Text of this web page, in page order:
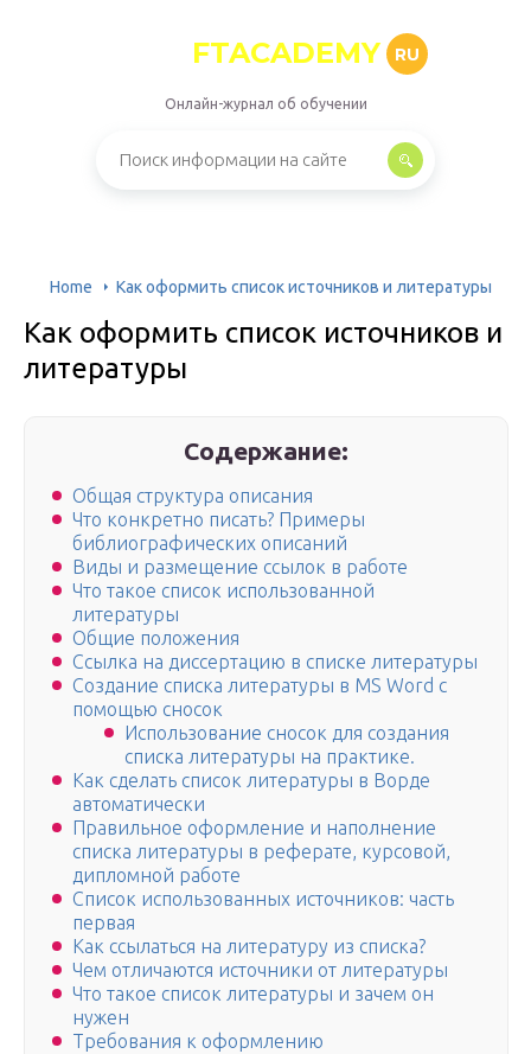
FTACADEMY RU
Онлайн-журнал об обучении
Home Как оформить список источников и литературы
Как оформить список источников и
литературы
Содержание:
Общая структура описания
Что конкретно писать? Примеры
библиографических описаний
Виды и размещение ссылок в работе
Что такое список использованной
литературы
Общие положения
Ссылка на диссертацию в списке литературы
Создание списка литературы в MS Word с
помощью сносок
Использование сносок для создания
списка литературы на практике.
Как сделать список литературы в Ворде
автоматически
Правильное оформление и наполнение
списка литературы в реферате, курсовой,
дипломной работе
Список использованных источников: часть
первая
Как ссылаться на литературу из списка?
Чем отличаются источники от литературы
Что такое список литературы и зачем он
нужен
Требования к оформлению